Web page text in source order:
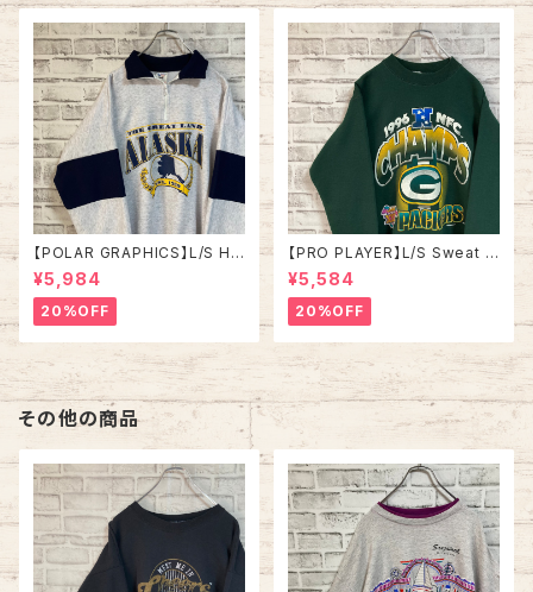
【POLAR GRAPHICS】L/S Hal
fZip Sweat XL Made in US
A 90s “ALASKA” スーベニア
ハーフジップスウェット トレーナ
ー アラスカ お土産モノ vintag
e ヴィンテージ アメリカ USA
古着
¥5,984
20%OFF
【PRO PLAYER】L/S Sweat L
相当 90s Made in USA “PA
CKERS” NFL チームモノ スウ
ェット トレーナー USA製 チーム
ロゴ 1996 CHAMPS 優勝記念
深緑 アメリカ USA 古着
¥5,584
20%OFF
その他の商品